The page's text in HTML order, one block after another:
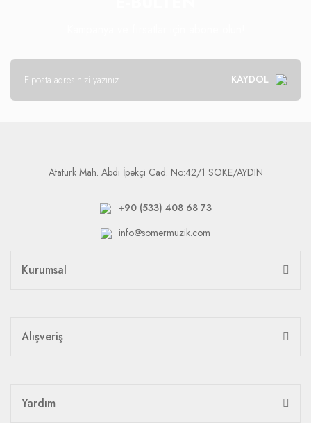
KAYDOL
Atatürk Mah. Abdi İpekçi Cad. No:42/1 SÖKE/AYDIN
+90 (533) 408 68 73
info@somermuzik.com
Kurumsal
Alışveriş
Yardım